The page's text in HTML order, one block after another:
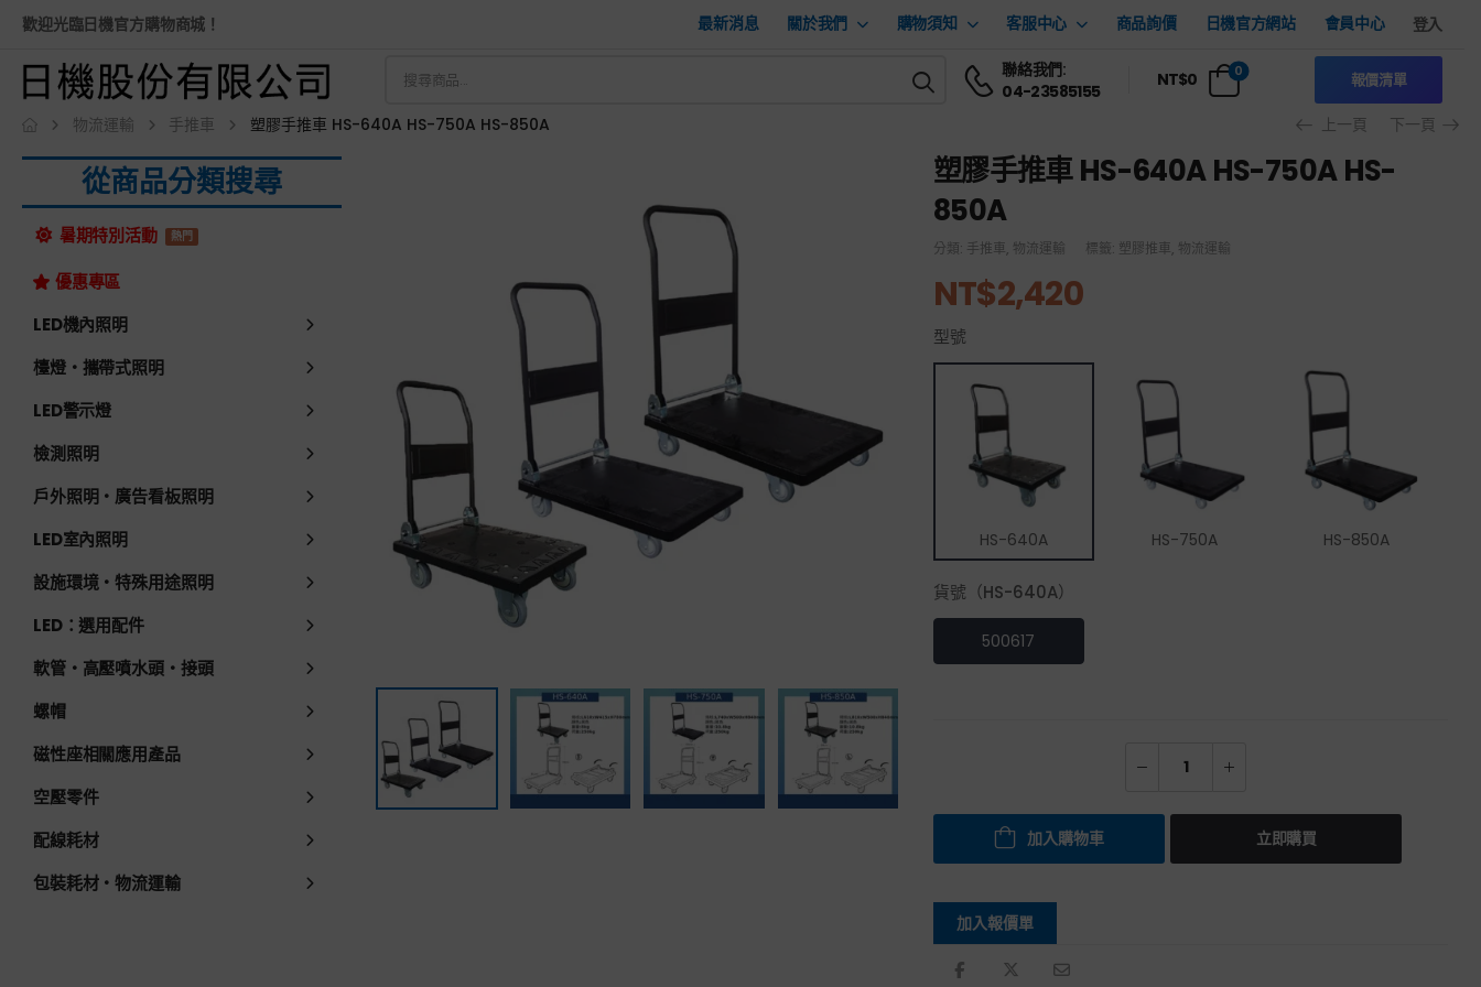
歡迎光臨日機官方購物商城！ 最新消息 關於我們 購物須知 客服中心 商品詢價 日機官方網站 會員中心 登入
聯絡我們:
04-23585155
NT$0 0 報價清單
物流運輸 手推車 塑膠手推車 HS-640A HS-750A HS-850A 上一頁 下一頁
從商品分類搜尋
暑期特別活動 熱門
優惠專區
LED機內照明
檯燈・攜帶式照明
LED警示燈
檢測照明
戶外照明・廣告看板照明
LED室內照明
設施環境・特殊用途照明
LED：選用配件
軟管・高壓噴水頭・接頭
螺帽
磁性座相關應用產品
空壓零件
配線耗材
包裝耗材・物流運輸
塑膠手推車 HS-640A HS-750A HS-
850A
分類: 手推車, 物流運輸 標籤: 塑膠推車, 物流運輸
NT$2,420
型號
HS-640A HS-750A HS-850A
貨號（HS-640A）
500617
加入購物車 立即購買
加入報價單